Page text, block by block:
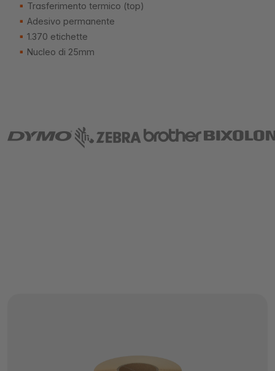
Trasferimento termico (top)
Adesivo permanente
1.370 etichette
Nucleo di 25mm